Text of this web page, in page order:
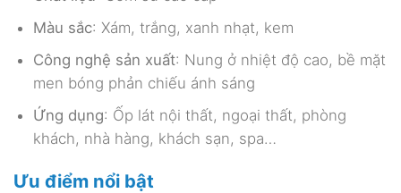
Màu sắc: Xám, trắng, xanh nhạt, kem
Công nghệ sản xuất: Nung ở nhiệt độ cao, bề mặt
men bóng phản chiếu ánh sáng
Ứng dụng: Ốp lát nội thất, ngoại thất, phòng
khách, nhà hàng, khách sạn, spa…
Ưu điểm nổi bật